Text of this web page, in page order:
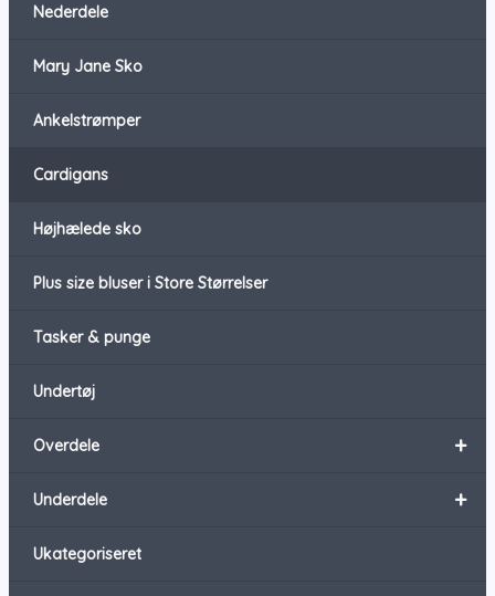
Nederdele
Mary Jane Sko
Ankelstrømper
Cardigans
Højhælede sko
Plus size bluser i Store Størrelser
Tasker & punge
Undertøj
+
Overdele
+
Underdele
Ukategoriseret